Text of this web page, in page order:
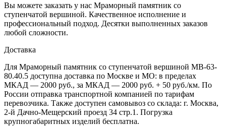
Вы можете заказать у нас Мраморный памятник со
ступенчатой вершиной. Качественное исполнение и
профессиональный подход. Десятки выполненных заказов
любой сложности.
Доставка
Для Мраморный памятник со ступенчатой вершиной МВ-63-
80.40.5 доступна доставка по Москве и МО: в пределах
МКАД — 2000 руб., за МКАД — 2000 руб. + 50 руб./км. По
России отправка транспортной компанией по тарифам
перевозчика. Также доступен самовывоз со склада: г. Москва,
2-й Дачно-Мещерский проезд 34 стр.1. Погрузка
крупногабаритных изделий бесплатна.